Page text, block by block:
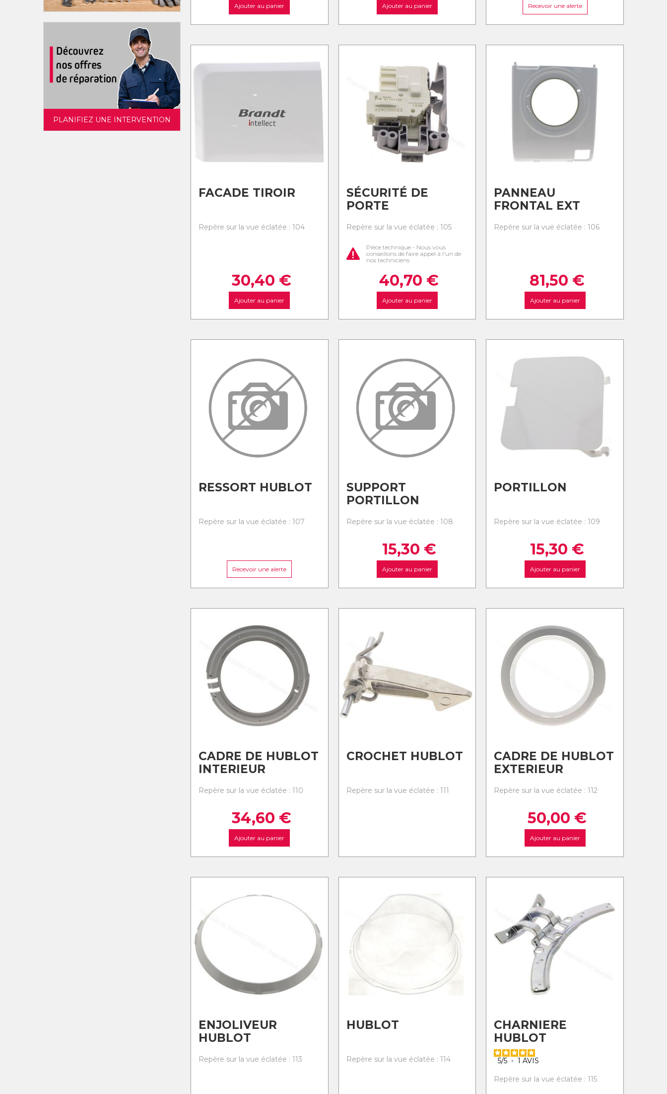
PLANIFIEZ UNE INTERVENTION
Ajouter au panier Ajouter au panier Recevoir une alerte
FACADE TIROIR
Repère sur la vue éclatée : 104
30,40 €
Ajouter au panier
SÉCURITÉ DE
PORTE
Repère sur la vue éclatée : 105
Pièce technique - Nous vous
conseillons de faire appel à l'un de
nos techniciens
40,70 €
Ajouter au panier
PANNEAU
FRONTAL EXT
Repère sur la vue éclatée : 106
81,50 €
Ajouter au panier
RESSORT HUBLOT
Repère sur la vue éclatée : 107
Recevoir une alerte
SUPPORT
PORTILLON
Repère sur la vue éclatée : 108
15,30 €
Ajouter au panier
PORTILLON
Repère sur la vue éclatée : 109
15,30 €
Ajouter au panier
CADRE DE HUBLOT
INTERIEUR
Repère sur la vue éclatée : 110
34,60 €
Ajouter au panier
CROCHET HUBLOT
Repère sur la vue éclatée : 111
CADRE DE HUBLOT
EXTERIEUR
Repère sur la vue éclatée : 112
50,00 €
Ajouter au panier
ENJOLIVEUR
HUBLOT
Repère sur la vue éclatée : 113
HUBLOT
Repère sur la vue éclatée : 114
CHARNIERE
HUBLOT
5/5 - 1AVIS
Repère sur la vue éclatée : 115